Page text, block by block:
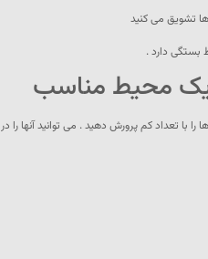
ها تشویق می کنید
یک محیط مناسب
کم پرورش دهید . می توانید آنها را